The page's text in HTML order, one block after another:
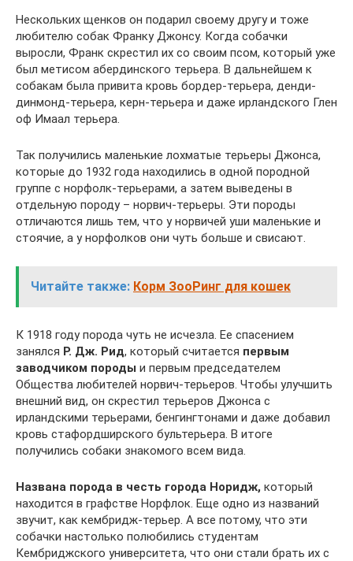
Нескольких щенков он подарил своему другу и тоже
любителю собак Франку Джонсу. Когда собачки
выросли, Франк скрестил их со своим псом, который уже
был метисом абердинского терьера. В дальнейшем к
собакам была привита кровь бордер-терьера, денди-
динмонд-терьера, керн-терьера и даже ирландского Глен
оф Имаал терьера.
Так получились маленькие лохматые терьеры Джонса,
которые до 1932 года находились в одной породной
группе с норфолк-терьерами, а затем выведены в
отдельную породу – норвич-терьеры. Эти породы
отличаются лишь тем, что у норвичей уши маленькие и
стоячие, а у норфолков они чуть больше и свисают.
Читайте также: Корм ЗооРинг для кошек
К 1918 году порода чуть не исчезла. Ее спасением
занялся Р. Дж. Рид, который считается первым
заводчиком породы и первым председателем
Общества любителей норвич-терьеров. Чтобы улучшить
внешний вид, он скрестил терьеров Джонса с
ирландскими терьерами, бенгингтонами и даже добавил
кровь стафордширского бультерьера. В итоге
получились собаки знакомого всем вида.
Названа порода в честь города Норидж, который
находится в графстве Норфлок. Еще одно из названий
звучит, как кембридж-терьер. А все потому, что эти
собачки настолько полюбились студентам
Кембриджского университета, что они стали брать их с